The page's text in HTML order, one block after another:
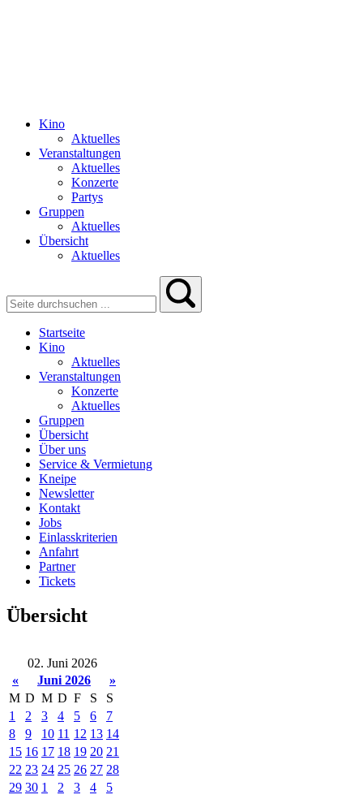
Kino
Aktuelles
Veranstaltungen
Aktuelles
Konzerte
Partys
Gruppen
Aktuelles
Übersicht
Aktuelles
Startseite
Kino
Aktuelles
Veranstaltungen
Konzerte
Aktuelles
Gruppen
Übersicht
Über uns
Service & Vermietung
Kneipe
Newsletter
Kontakt
Jobs
Einlasskriterien
Anfahrt
Partner
Tickets
Übersicht
02. Juni 2026
«
Juni 2026
»
M D M D F S
S
1
2 3 4 5 6
7
8
9 10 11 12 13 14
15 16 17 18 19 20 21
22 23 24 25 26 27 28
29 30 1 2 3 4 5